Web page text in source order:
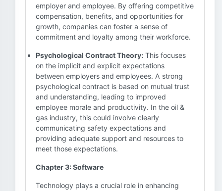
employer and employee. By offering competitive
compensation, benefits, and opportunities for
growth, companies can foster a sense of
commitment and loyalty among their workforce.
Psychological Contract Theory: This focuses
on the implicit and explicit expectations
between employers and employees. A strong
psychological contract is based on mutual trust
and understanding, leading to improved
employee morale and productivity. In the oil &
gas industry, this could involve clearly
communicating safety expectations and
providing adequate support and resources to
meet those expectations.
Chapter 3: Software
Technology plays a crucial role in enhancing